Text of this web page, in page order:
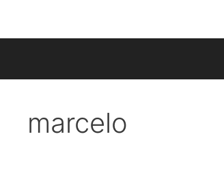
marcelo